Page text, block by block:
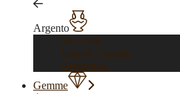
Argento
Vedi tutti
Gioielli Argento
Argenteria
Gemme